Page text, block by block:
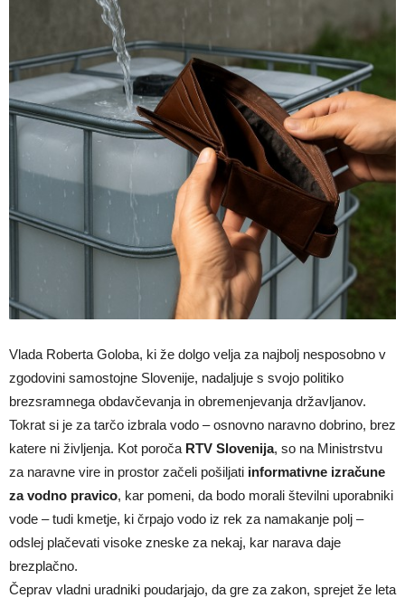
Vlada Roberta Goloba, ki že dolgo velja za najbolj nesposobno v
zgodovini samostojne Slovenije, nadaljuje s svojo politiko
brezsramnega obdavčevanja in obremenjevanja državljanov.
Tokrat si je za tarčo izbrala vodo – osnovno naravno dobrino, brez
katere ni življenja. Kot poroča RTV Slovenija, so na Ministrstvu
za naravne vire in prostor začeli pošiljati informativne izračune
za vodno pravico, kar pomeni, da bodo morali številni uporabniki
vode – tudi kmetje, ki črpajo vodo iz rek za namakanje polj –
odslej plačevati visoke zneske za nekaj, kar narava daje
brezplačno.
Čeprav vladni uradniki poudarjajo, da gre za zakon, sprejet že leta